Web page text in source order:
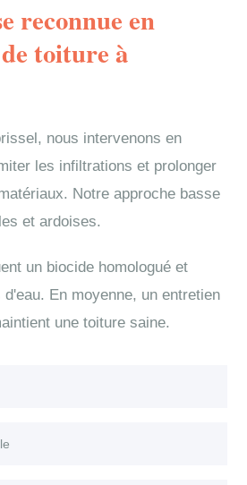
reconnue en
toiture à
nous intervenons en
les infiltrations et prolonger
Notre approche basse
et ardoises.
un biocide homologué et
En moyenne, un entretien
une toiture saine.